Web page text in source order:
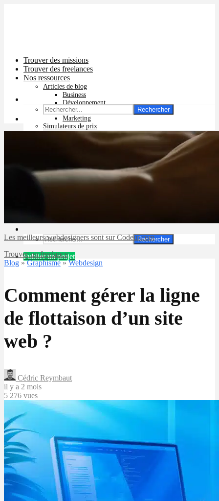
Trouver des missions
Trouver des freelances
Nos ressources
Articles de blog
Business
Développement
Graphisme
Marketing
Simulateurs de prix
Prix app mobile
Prix site vitrine
Prix pub Instagram
Prix logiciel
Prix chatbot
Rechercher
Publier un projet
Rechercher
Les meilleurs webdesigners sont sur Codeur.com
Trouver un freelance
Blog »Graphisme»Webdesign
Comment gérer la ligne
de flottaison d’un site
web ?
Cédric Reymbaut
il y a 2 mois
5 276 vues